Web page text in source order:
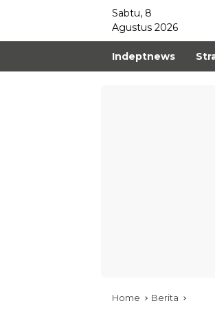
Sabtu, 8
Agustus 2026
Indeptnews
Home Berita